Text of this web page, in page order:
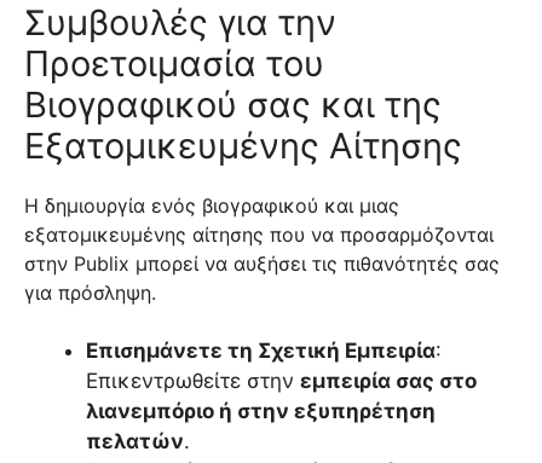
Συμβουλές για την
Προετοιμασία του
Βιογραφικού σας και της
Εξατομικευμένης Αίτησης
Η δημιουργία ενός βιογραφικού και μιας
εξατομικευμένης αίτησης που να προσαρμόζονται
στην Publix μπορεί να αυξήσει τις πιθανότητές σας
για πρόσληψη.
Επισημάνετε τη Σχετική Εμπειρία:
Επικεντρωθείτε στην εμπειρία σας στο
λιανεμπόριο ή στην εξυπηρέτηση
πελατών.